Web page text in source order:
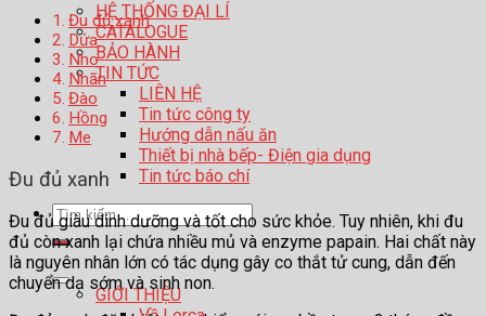
HỆ THỐNG ĐẠI LÍ
CATALOGUE
BẢO HÀNH
TIN TỨC
LIÊN HỆ
Tin tức công ty
Hướng dẫn nấu ăn
Thiết bị nhà bếp- Điện gia dụng
Tin tức báo chí
Tìm
kiếm:
GIỚI THIỆU
Đu đủ xanh
Dứa
Nho
Nhãn
Đào
Hồng
Me
Đu đủ xanh
Đu đủ giàu dinh dưỡng và tốt cho sức khỏe. Tuy nhiên, khi đu
đủ còn xanh lại chứa nhiều mủ và enzyme papain. Hai chất này
là nguyên nhân lớn có tác dụng gây co thắt tử cung, dẫn đến
chuyển dạ sớm và sinh non.